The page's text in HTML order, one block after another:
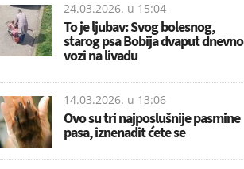
24.03.2026. u 15:04
To je ljubav: Svog bolesnog,
starog psa Bobija dvaput dnevno
vozi na livadu
14.03.2026. u 13:06
Ovo su tri najposlušnije pasmine
pasa, iznenadit ćete se